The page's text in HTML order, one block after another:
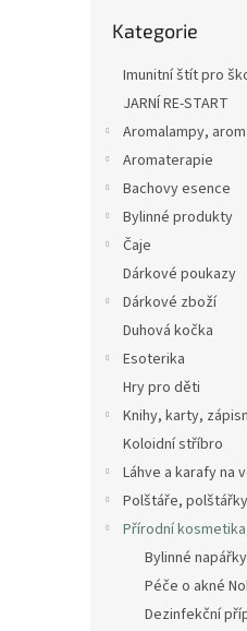
kategorie
Kategorie
Imunitní štít pro
JARNÍ RE-START
Aromalampy,
Aromaterapie
Bachovy esence
Bylinné produkty
Čaje
Dárkové poukazy
Dárkové zboží
Duhová kočka
Esoterika
Hry pro děti
Knihy, karty,
Koloidní stříbro
Láhve a karafy na
Polštáře, polštářky
Přírodní
Bylinné napářky
Péče o akné
Dezinfekční